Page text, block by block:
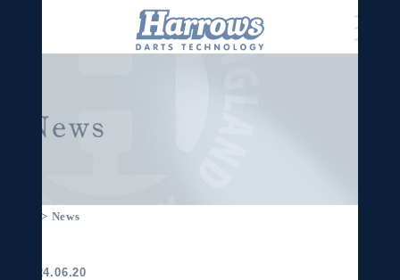
> News
2024.06.20